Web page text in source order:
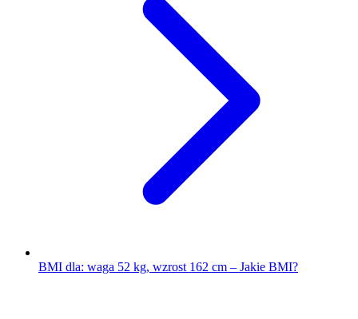
BMI dla: waga 52 kg, wzrost 162 cm – Jakie BMI?